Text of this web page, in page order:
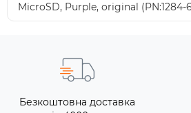
MicroSD, Purple, original (PN:1284-
Безкоштовна доставка